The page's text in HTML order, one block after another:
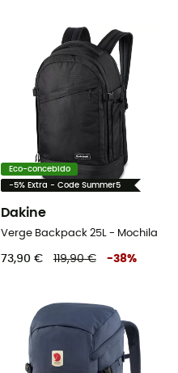
Eco-concebido
-5% Extra - Code Summer5
Dakine
Verge Backpack 25L - Mochila
73,90 € 119,90 € -38%